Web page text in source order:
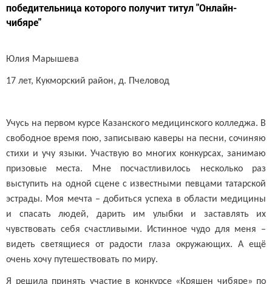
победительница которого получит титул "Онлайн-
чибяре"
Юлия Марышева
17 лет, Кукморский район, д. Пчеловод
Учусь на первом курсе Казанского медицинского колледжа. В
свободное время пою, записываю каверы на песни, сочиняю
стихи и учу языки. Участвую во многих конкурсах, занимаю
призовые места. Мне посчастливилось несколько раз
выступить на одной сцене с известными певцами татарской
эстрады. Моя мечта – добиться успеха в области медицины
и спасать людей, дарить им улыбки и заставлять их
чувствовать себя счастливыми. Истинное чудо для меня –
видеть светящиеся от радости глаза окружающих. А ещё
очень хочу путешествовать по миру.
Я решила принять участие в конкурсе «Кряшен чибяре» по